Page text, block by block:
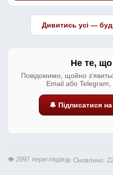
Дивитись усі —
Не те,
Повідомимо, щойно
Email або Telegram,
🔔 Підписатися
👁️ 2997 переглядів📅 Оновлено: